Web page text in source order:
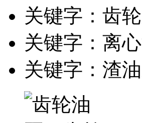
关键字：齿
关键字：离
关键字：渣